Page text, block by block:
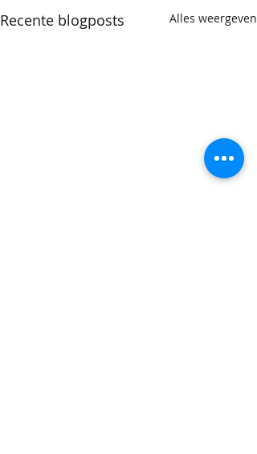
Recente blogposts Alles weergeven